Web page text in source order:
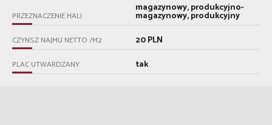
PRZEZNACZENIE HALI
magazynowy, produkcyjno-
magazynowy, produkcyjny
CZYNSZ NAJMU NETTO /M2 20 PLN
PLAC UTWARDZANY tak